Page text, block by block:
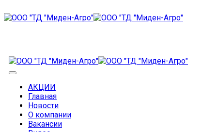
АКЦИИ
Главная
Новости
О компании
Вакансии